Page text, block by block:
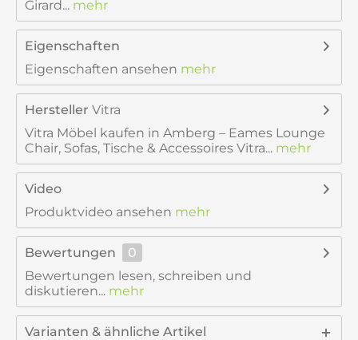
Girard... mehr
Eigenschaften
Eigenschaften ansehen mehr
Hersteller Vitra
Vitra Möbel kaufen in Amberg – Eames Lounge
Chair, Sofas, Tische & Accessoires Vitra... mehr
Video
Produktvideo ansehen mehr
Bewertungen
0
Bewertungen lesen, schreiben und
diskutieren... mehr
Varianten & ähnliche Artikel